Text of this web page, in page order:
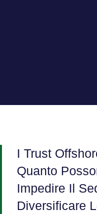
I Trust
Quanto
Impedire Il
Diversificare